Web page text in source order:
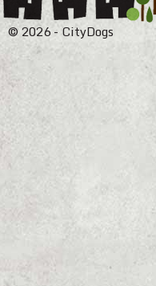
© 2026 - CityDogs